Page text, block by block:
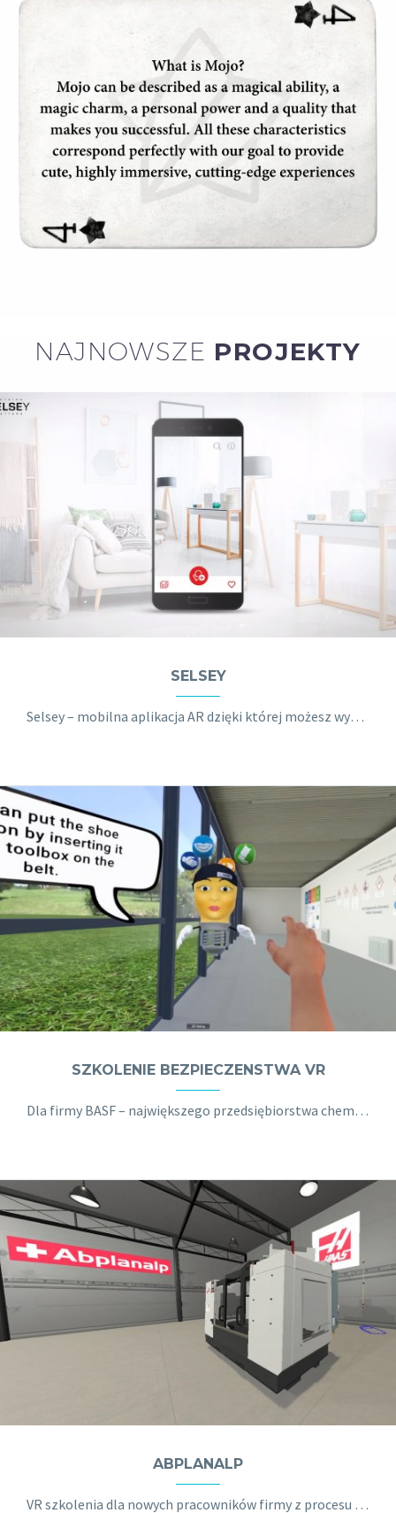
NAJNOWSZE PROJEKTY
SELSEY
Selsey – mobilna aplikacja AR dzięki której możesz wyświetlić modele mebli i wyposażenia w swoim mieszkaniu jeszcze przed ich zakupem.
SZKOLENIE BEZPIECZENSTWA VR
Dla firmy BASF – największego przedsiębiorstwa chemicznego na świecie, przygotowaliśmy aplikację szkoleniową VR dla pracowników, uczącą poprawnych zachowań w sytuacjach niebezpiecznych i zagrożenia zdrowia oraz życia mogących wystąpić na terenie fabryki oraz w biurze.
ABPLANALP
VR szkolenia dla nowych pracowników firmy z procesu instalacji obrabiarki.